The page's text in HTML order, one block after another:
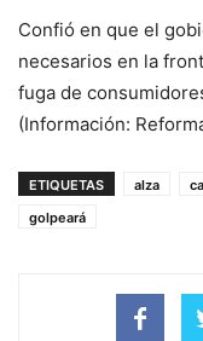
Confió en que el
necesarios en la
fuga de
(Información:
ETIQUETAS alza
golpeará